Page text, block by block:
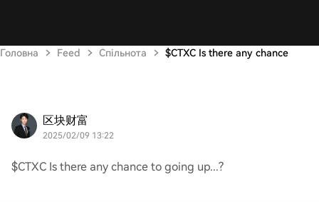
Головна Feed Спільнота $CTXC Is there any chance
区块财富
2025/02/09 13:22
$CTXC Is there any chance to going up...?